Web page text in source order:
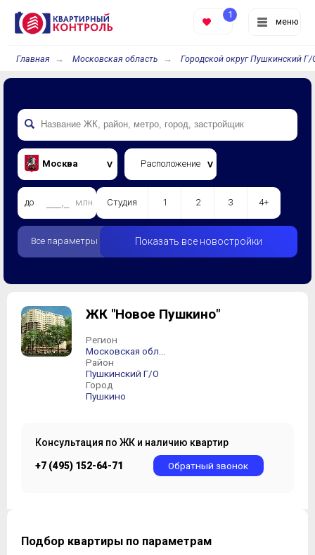
меню
1
Главная Московская область Городской округ Пушкинский Г/
Москва Расположение
до млн. Студия 1 2 3 4+
Все параметры Показать все новостройки
ЖК "Новое Пушкино"
Регион
Район
Пушкинский Г/О
Город
Пушкино
Консультация по ЖК и наличию квартир
+7 (495) 152-64-71 Обратный звонок
Подбор квартиры по параметрам